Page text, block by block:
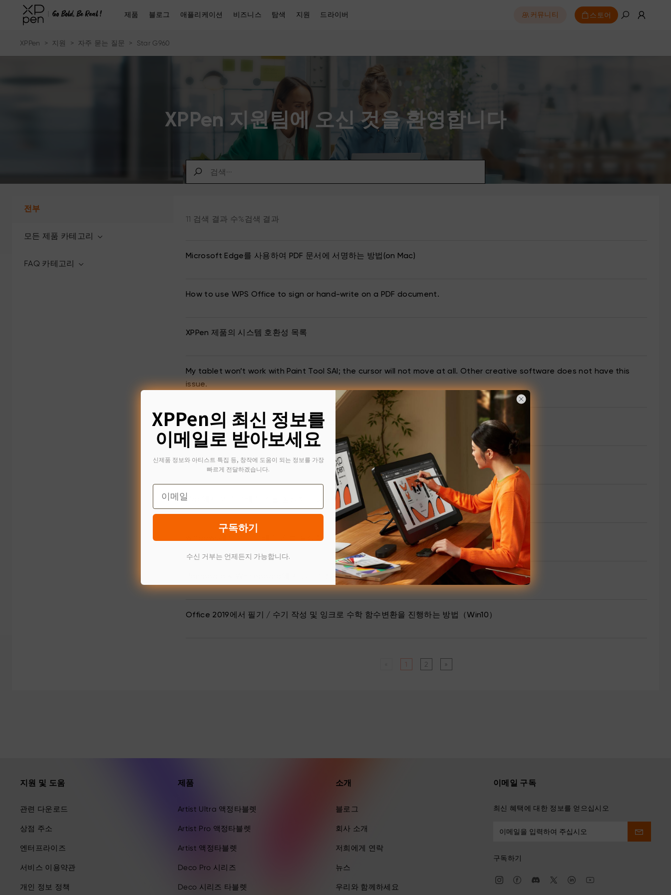
제품 블로그 애플리케이션 비즈니스 탐색 지원 드라이버 커뮤니티 스토어
XPPen > 지원 > 자주 묻는 질문 > Star G960
XPPen 지원팀에 오신 것을 환영합니다
전부
모든 제품 카테고리
FAQ 카테고리
11 검색 결과 수%검색 결과
Microsoft Edge를 사용하여 PDF 문서에 서명하는 방법(on Mac)
How to use WPS Office to sign or hand-write on a PDF document.
XPPen 제품의 시스템 호환성 목록
My tablet won’t work with Paint Tool SAI; the cursor will not move at all. Other creative software does not have this
issue.
How to solve PS lag issue on Windows?
Microsoft Edge로 PDF 문서에 서명하는 방법
Mac에서 익스프레스 키를 설정하는 방법
windows에서 익스프레스 키를 설정하는 방법
Jamboard & Whiteboard에 서명 / 작성하는 방법（Windows / Mac）
Office 2019에서 필기 / 수기 작성 및 잉크로 수학 함수변환을 진행하는 방법（Win10）
2 »
지원 및 도움
관련 다운로드
상점 주소
엔터프라이즈
서비스 이용약관
개인 정보 정책
제품
Artist Ultra 액정타블렛
Artist Pro 액정타블렛
Artist 액정타블렛
Deco Pro 시리즈
Deco 시리즈 타블렛
소개
블로그
회사 소개
저희에게 연락
뉴스
우리와 함께하세요
이메일 구독
최신 혜택에 대한 정보를 얻으십시오
구독하기
XPPen의 최신 정보를
이메일로 받아보세요
신제품 정보와 아티스트 특집 등, 창작에 도움이 되는 정보를 가장
빠르게 전달하겠습니다.
Email
구독하기
수신 거부는 언제든지 가능합니다.